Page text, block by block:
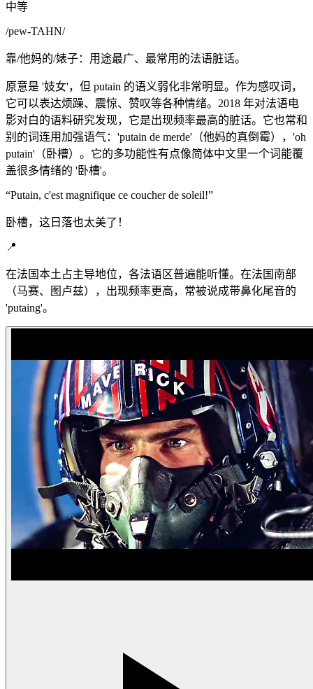
中等
/pew-TAHN/
靠/他妈的/婊子：用途最广、最常用的法语脏话。
原意是 '妓女'，但 putain 的语义弱化非常明显。作为感叹词，
它可以表达烦躁、震惊、赞叹等各种情绪。2018 年对法语电
影对白的语料研究发现，它是出现频率最高的脏话。它也常和
别的词连用加强语气：'putain de merde'（他妈的真倒霉），'oh
putain'（卧槽）。它的多功能性有点像简体中文里一个词能覆
盖很多情绪的 '卧槽'。
“Putain, c'est magnifique ce coucher de soleil!”
卧槽，这日落也太美了！
📍
在法国本土占主导地位，各法语区普遍能听懂。在法国南部
（马赛、图卢兹），出现频率更高，常被说成带鼻化尾音的
'putaing'。